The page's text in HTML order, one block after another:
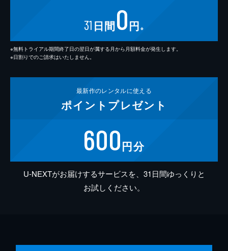
31 日間0円 ※
※無料トライアル期間終了日の翌日が属する月から月額料金が発生します。
※日割りでのご請求はいたしません。
最新作のレンタルに使える
ポイント プレゼント
600円分
U-NEXTがお届けするサービスを、31日間ゆっくりと
お試しください。